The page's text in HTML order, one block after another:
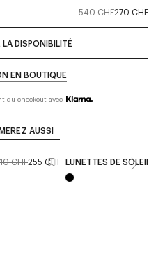
540 CHF270 CHF
LA DISPONIBILITÉ
EN BOUTIQUE
du checkout avec
AUSSI
CHF255 CHF LUNETTES DE SOLEIL